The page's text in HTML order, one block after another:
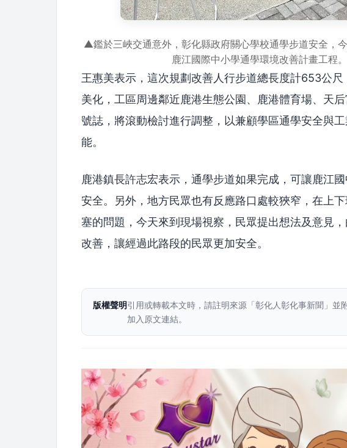
▲鑑於三峽交通意外，彰化縣政府關心學校通學步道安全，
鹿江國際中小學通學環境改善計畫工程
王惠美表示，這次規劃改善人行步道總長度計653公
美化，工區周邊鄰近鹿港生態公園、鹿港體育場、天
號誌，將滾動檢討進行調整，以兼顧學區通學安全與
能。
鹿港鎮長許志宏表示，通學步道如果完成，可讓鹿江
安全。另外，地方民眾也有反應路口處較狹窄，在上
塞的問題，今天來到現場視察，民眾提出想法及意見
改善，讓經過此路段的民眾更加安全。
版權聲明引用或轉載本文時，請註明來源「彰化人彰化事新聞」並
加入原文連結。